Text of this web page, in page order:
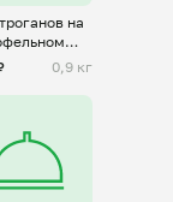
на
0,9 кг